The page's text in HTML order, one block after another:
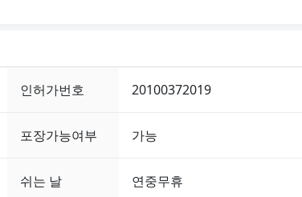
인허가번호 20100372019
포장가능여부 가능
쉬는 날 연중무휴